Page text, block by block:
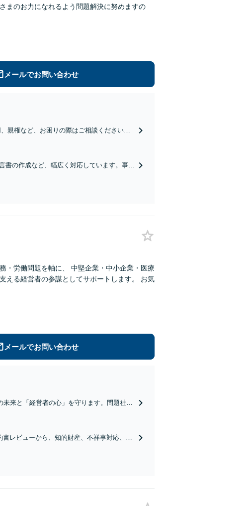
まのお力になれるよう問題解決に努めますの
メールでお問い合わせ
親権など、お困りの際はご相談ください。
書の作成など、幅広く対応しています。事案
・労働問題を軸に、 中堅企業・中小企業・医療
える経営者の参謀としてサポートします。 お気
メールでお問い合わせ
未来と「経営者の心」を守ります。問題社員
レビューから、知的財産、不祥事対応、コ